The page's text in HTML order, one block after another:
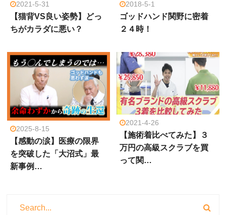
2021-5-31
【猫背VS良い姿勢】どっ
ちがカラダに悪い？
2018-5-1
ゴッドハンド関野に密着
２４時！
2025-8-15
【感動の涙】医療の限界
を突破した「大沼式」最
新事例…
2021-4-26
【施術着比べてみた】３
万円の高級スクラブを買
って関…